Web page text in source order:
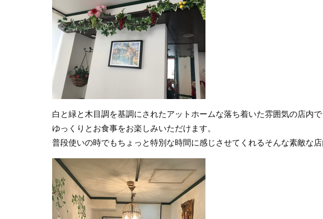
白と緑と木目調を基調にされたアットホームな落ち着いた雰囲気の店内で
ゆっくりとお食事をお楽しみいただけます。
普段使いの時でもちょっと特別な時間に感じさせてくれるそんな素敵な店